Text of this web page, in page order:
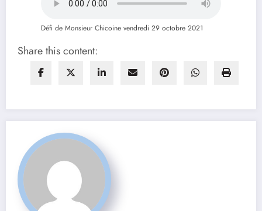
Défi de Monsieur Chicoine vendredi 29 octobre 2021
Share this content: